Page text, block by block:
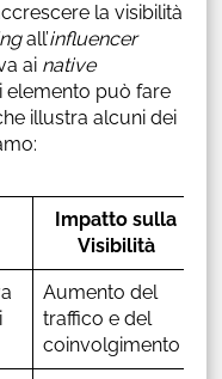
la visibilità
all’influencer
ai native
elemento può fare
illustra alcuni dei
Impatto sulla
Visibilità
Aumento del
traffico e del
coinvolgimento